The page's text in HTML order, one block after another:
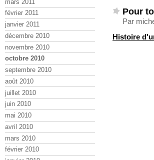
Pour
Par
Histoire
mars 2011
février 2011
janvier 2011
décembre 2010
novembre 2010
octobre 2010
septembre 2010
août 2010
juillet 2010
juin 2010
mai 2010
avril 2010
mars 2010
février 2010